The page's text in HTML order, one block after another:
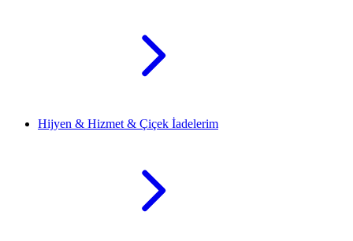
Hijyen & Hizmet & Çiçek İadelerim